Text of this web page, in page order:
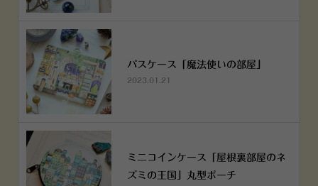
パスケース「魔法使いの部屋」
2023.01.21
ミニコインケース「屋根裏部屋のネ
ズミの王国」丸型ポーチ